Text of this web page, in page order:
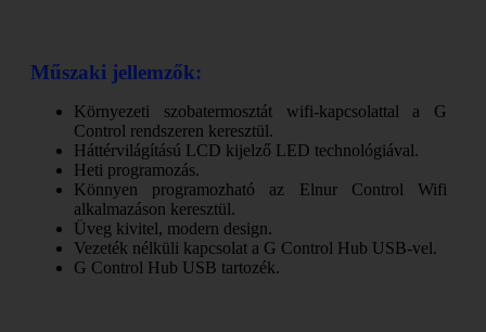
Műszaki jellemzők:
Környezeti szobatermosztát wifi-kapcsolattal a G
Control rendszeren keresztül.
Háttérvilágítású LCD kijelző LED technológiával.
Heti programozás.
Könnyen programozható az Elnur Control Wifi
alkalmazáson keresztül.
Üveg kivitel, modern design.
Vezeték nélküli kapcsolat a G Control Hub USB-vel.
G Control Hub USB tartozék.